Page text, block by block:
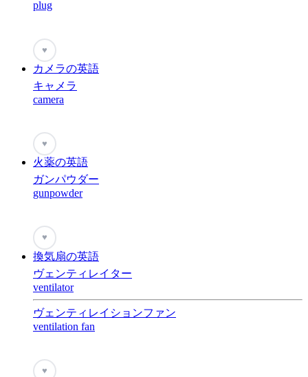
plug
♥
カメラの英語
キャメラ
camera
♥
火薬の英語
ガンパウダー
gunpowder
♥
換気扇の英語
ヴェンティレイター
ventilator
ヴェンティレイションファン
ventilation fan
♥